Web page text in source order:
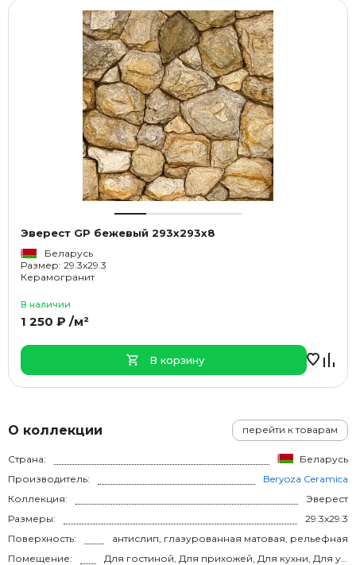
О коллекции перейти к товарам
Страна:
Беларусь
Производитель:
Beryoza Ceramica
Коллекция:
Эверест
Размеры:
29.3x29.3
Поверхность:
антислип, глазурованная матовая, рельефная
Помещение:
Для гостиной, Для прихожей, Для кухни, Для улицы, на теплый пол
Эверест GP бежевый 293x293x8
Беларусь
Размер: 29.3x29.3
Керамогранит
В наличии
1 250 ₽ /м²
В корзину